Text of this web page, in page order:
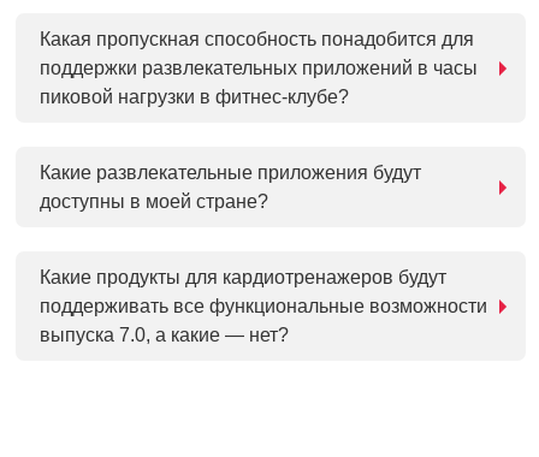
Какая пропускная способность понадобится для
поддержки развлекательных приложений в часы
пиковой нагрузки в фитнес-клубе?
Какие развлекательные приложения будут
доступны в моей стране?
Какие продукты для кардиотренажеров будут
поддерживать все функциональные возможности
выпуска 7.0, а какие — нет?